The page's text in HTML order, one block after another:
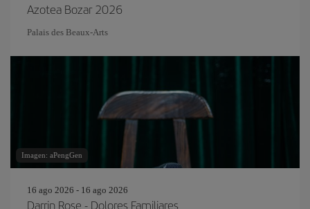
Azotea Bozar 2026
Palais des Beaux-Arts
Imagen: aPengGen
16 ago 2026 - 16 ago 2026
Darrin Rose - Dolores Familiares